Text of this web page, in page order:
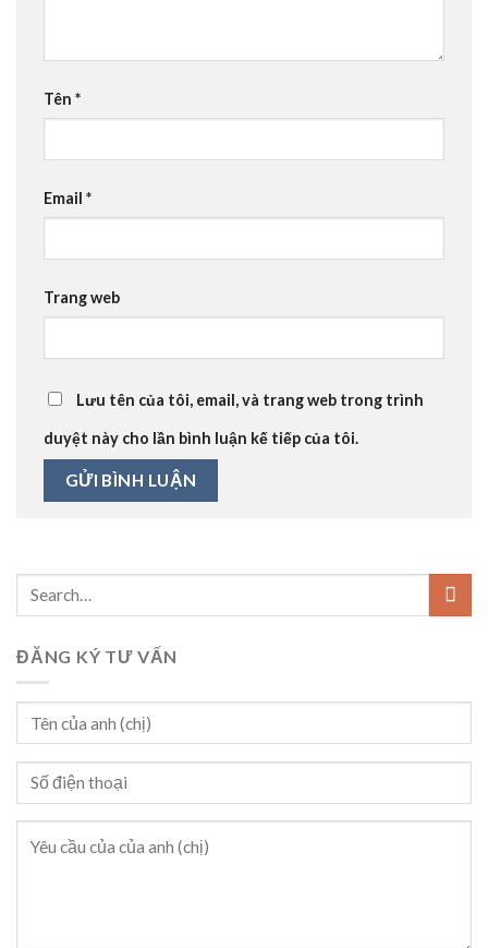
Tên *
Email *
Trang web
Lưu tên của tôi, email, và trang web trong trình
duyệt này cho lần bình luận kế tiếp của tôi.
ĐĂNG KÝ TƯ VẤN